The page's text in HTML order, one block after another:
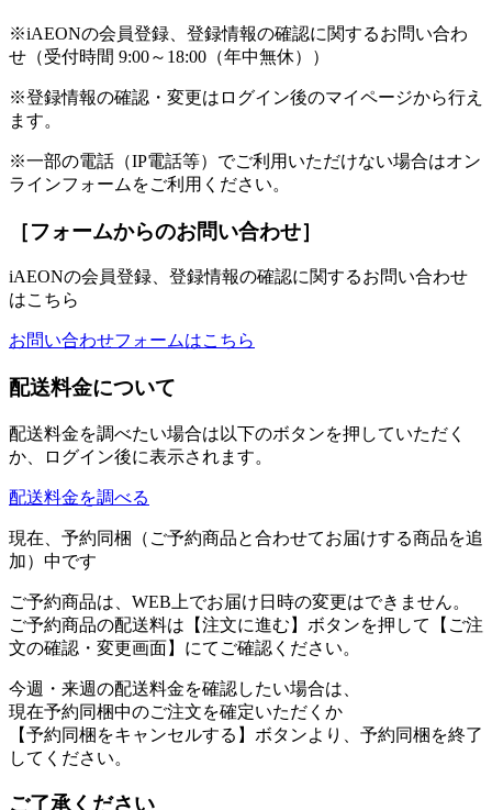
※iAEONの会員登録、登録情報の確認に関するお問い合わ
せ（受付時間 9:00～18:00（年中無休））
※登録情報の確認・変更はログイン後のマイページから行え
ます。
※一部の電話（IP電話等）でご利用いただけない場合はオン
ラインフォームをご利用ください。
［フォームからのお問い合わせ］
iAEONの会員登録、登録情報の確認に関するお問い合わせ
はこちら
お問い合わせフォームはこちら
配送料金について
配送料金を調べたい場合は以下のボタンを押していただく
か、ログイン後に表示されます。
配送料金を調べる
現在、予約同梱（ご予約商品と合わせてお届けする商品を追
加）中です
ご予約商品は、WEB上でお届け日時の変更はできません。
ご予約商品の配送料は【注文に進む】ボタンを押して【ご注
文の確認・変更画面】にてご確認ください。
今週・来週の配送料金を確認したい場合は、
現在予約同梱中のご注文を確定いただくか
【予約同梱をキャンセルする】ボタンより、予約同梱を終了
してください。
ご了承ください